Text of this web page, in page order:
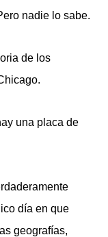
nadie lo sabe.
de los
una placa de
día en que
geografías,